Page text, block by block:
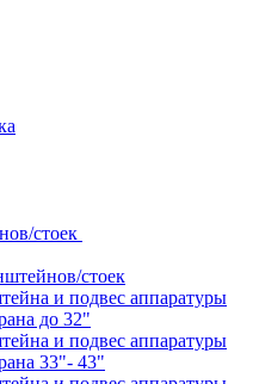
стоек
стоек
и подвес аппаратуры
до 32"
и подвес аппаратуры
33"- 43"